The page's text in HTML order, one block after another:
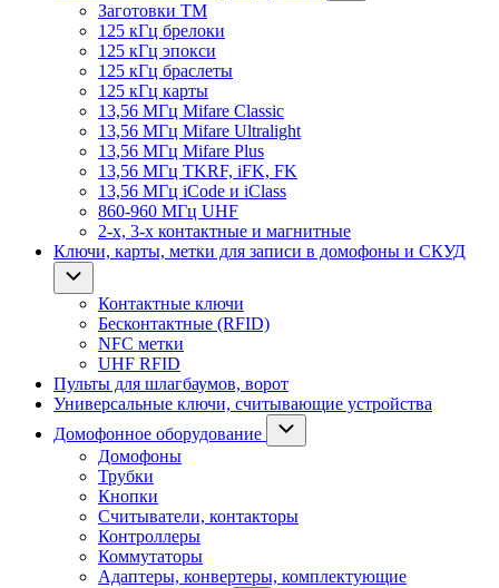
Заготовки ТМ
125 кГц брелоки
125 кГц эпокси
125 кГц браслеты
125 кГц карты
13,56 МГц Mifare Classic
13,56 МГц Mifare Ultralight
13,56 МГц Mifare Plus
13,56 МГц TKRF, iFK, FK
13,56 МГц iCode и iClass
860-960 МГц UHF
2-х, 3-х контактные и магнитные
Ключи, карты, метки для записи в домофоны и СКУД
Контактные ключи
Бесконтактные (RFID)
NFC метки
UHF RFID
Пульты для шлагбаумов, ворот
Универсальные ключи, считывающие устройства
Домофонное оборудование
Домофоны
Трубки
Кнопки
Считыватели, контакторы
Контроллеры
Коммутаторы
Адаптеры, конвертеры, комплектующие